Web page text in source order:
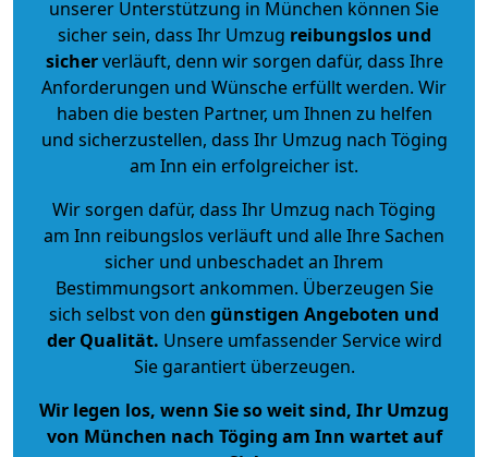
unserer Unterstützung in München können Sie
sicher sein, dass Ihr Umzug reibungslos und
sicherverläuft, denn wir sorgen dafür, dass Ihre
Anforderungen und Wünsche erfüllt werden. Wir
haben die besten Partner, um Ihnen zu helfen
und sicherzustellen, dass Ihr Umzug nach Töging
am Inn ein erfolgreicher ist.
Wir sorgen dafür, dass Ihr Umzug nach Töging
am Inn reibungslos verläuft und alle Ihre Sachen
sicher und unbeschadet an Ihrem
Bestimmungsort ankommen. Überzeugen Sie
sich selbst von den günstigen Angeboten und
der Qualität. Unsere umfassender Service wird
Sie garantiert überzeugen.
Wir legen los, wenn Sie so weit sind, Ihr Umzug
von München nach Töging am Inn wartet auf